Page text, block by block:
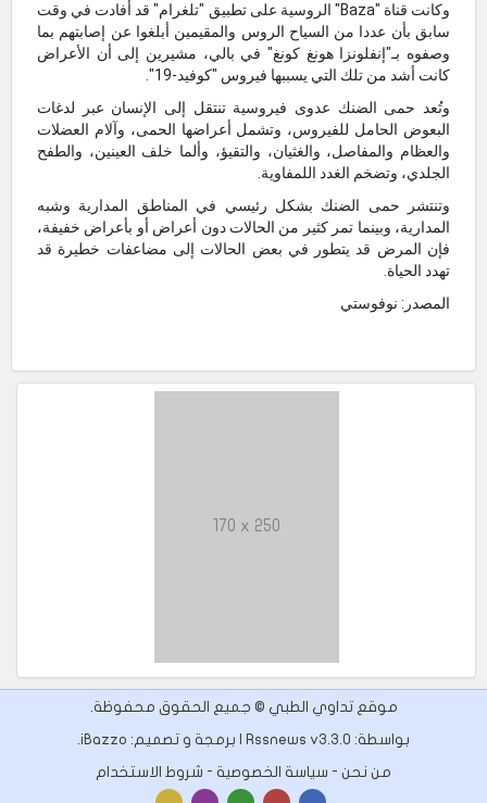
وكانت قناة "Baza" الروسية على تطبيق "تلغرام" قد أفادت في وقت
سابق بأن عددا من السياح الروس والمقيمين أبلغوا عن إصابتهم بما
وصفوه بـ"إنفلونزا هونغ كونغ" في بالي، مشيرين إلى أن الأعراض
كانت أشد من تلك التي يسببها فيروس "كوفيد-19".
وتُعد حمى الضنك عدوى فيروسية تنتقل إلى الإنسان عبر لدغات
البعوض الحامل للفيروس، وتشمل أعراضها الحمى، وآلام العضلات
والعظام والمفاصل، والغثيان، والتقيؤ، وألما خلف العينين، والطفح
الجلدي، وتضخم الغدد اللمفاوية.
وتنتشر حمى الضنك بشكل رئيسي في المناطق المدارية وشبه
المدارية، وبينما تمر كثير من الحالات دون أعراض أو بأعراض خفيفة،
فإن المرض قد يتطور في بعض الحالات إلى مضاعفات خطيرة قد
تهدد الحياة.
المصدر: نوفوستي
170 x 250
موقع تداوي الطبي © جميع الحقوق محفوظة.
بواسطة: Rssnews v3.3.0 | برمجة و تصميم:
iBazzo
.
من نحن - سياسة الخصوصية - شروط الاستخدام